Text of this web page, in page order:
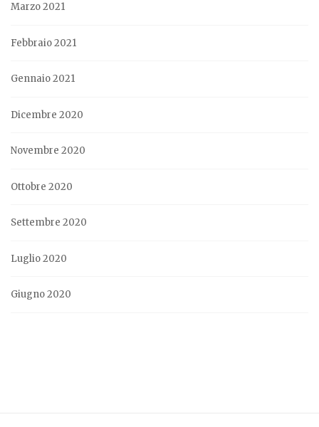
Marzo 2021
Febbraio 2021
Gennaio 2021
Dicembre 2020
Novembre 2020
Ottobre 2020
Settembre 2020
Luglio 2020
Giugno 2020